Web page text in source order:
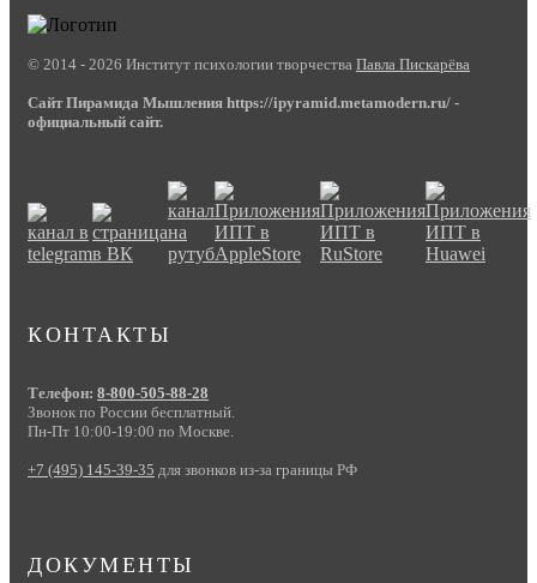
© 2014 - 2026 Институт психологии творчества Павла Пискарёва
Сайт Пирамида Мышления https://ipyramid.metamodern.ru/ -
официальный сайт.
КОНТАКТЫ
Телефон: 8-800-505-88-28
Звонок по России бесплатный.
Пн-Пт 10:00-19:00 по Москве.
+7 (495) 145-39-35 для звонков из-за границы РФ
ДОКУМЕНТЫ